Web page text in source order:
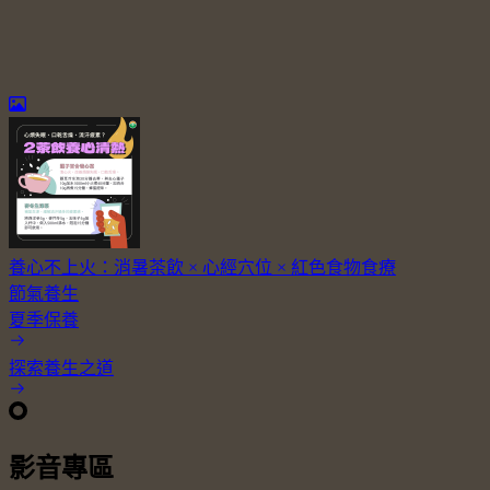
養心不上火：消暑茶飲 × 心經穴位 × 紅色食物食療
節氣養生
夏季保養
探索養生之道
影音專區